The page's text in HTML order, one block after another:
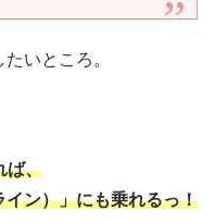
いところ。
ば、
イン）」にも乗れるっ！